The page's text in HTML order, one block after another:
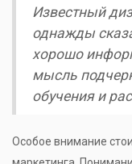
Известный
однажды
хорошо
мысль
обучения и
Особое внимание